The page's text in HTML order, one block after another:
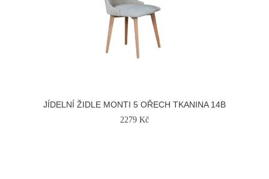
JÍDELNÍ ŽIDLE MONTI 5 OŘECH TKANINA 14B
2279 Kč